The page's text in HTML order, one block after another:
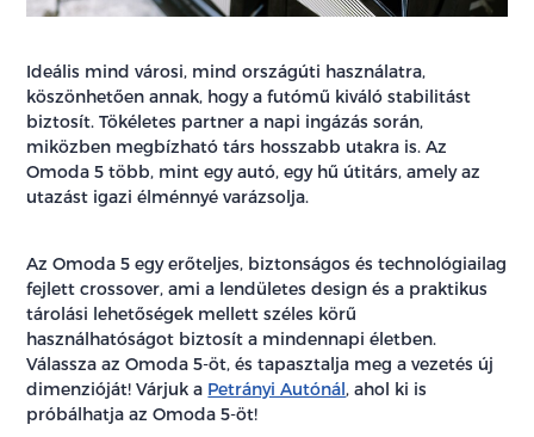
Ideális mind városi, mind országúti használatra,
köszönhetően annak, hogy a futómű kiváló stabilitást
biztosít. Tökéletes partner a napi ingázás során,
miközben megbízható társ hosszabb utakra is. Az
Omoda 5 több, mint egy autó, egy hű útitárs, amely az
utazást igazi élménnyé varázsolja.
Az Omoda 5 egy erőteljes, biztonságos és technológiailag
fejlett crossover, ami a lendületes design és a praktikus
tárolási lehetőségek mellett széles körű
használhatóságot biztosít a mindennapi életben.
Válassza az Omoda 5-öt, és tapasztalja meg a vezetés új
dimenzióját! Várjuk a Petrányi Autónál, ahol ki is
próbálhatja az Omoda 5-öt!